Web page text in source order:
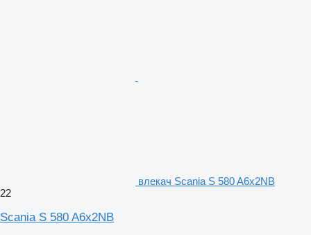
влекач Scania S 580 A6x2NB
22
Scania S 580 A6x2NB